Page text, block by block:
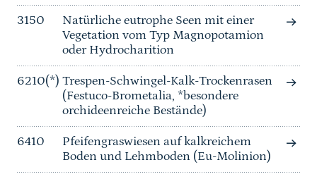
3150
Natürliche eutrophe Seen mit einer
Vegetation vom Typ Magnopotamion
oder Hydrocharition
6210(*) Trespen-Schwingel-Kalk-Trockenrasen
(Festuco-Brometalia, *besondere
orchideenreiche Bestände)
6410
Pfeifengraswiesen auf kalkreichem
Boden und Lehmboden (Eu-Molinion)